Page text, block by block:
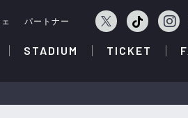
パートナー
STADIUM TICKET